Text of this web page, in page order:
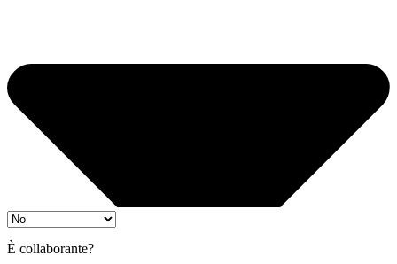
È collaborante?